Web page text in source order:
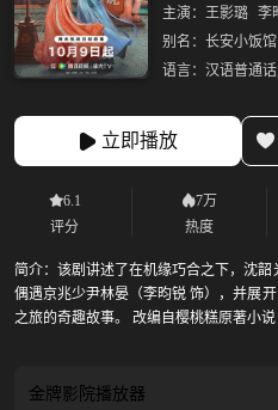
主演： 王影璐 李
别名： 长安小饭馆
语言： 汉语普通
立即播放
6.1
评分
7万
热度
简介：该剧讲述了在机缘巧合之下，沈
偶遇京兆少尹林晏（李昀锐 饰），并展
之旅的奇趣故事。 改编自樱桃糕原著小说
金牌影院播放器